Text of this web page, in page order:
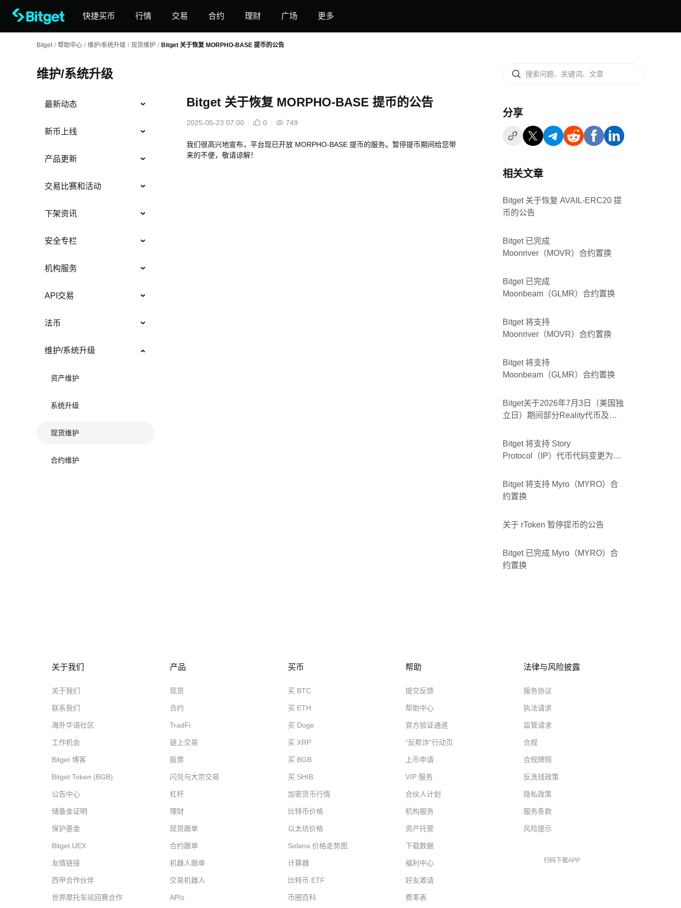
快捷买币 行情 交易 合约 理财 广场 更多
Bitget / 帮助中心 / 维护/系统升级 / 现货维护 / Bitget 关于恢复 MORPHO-BASE 提币的公告
维护/系统升级
最新动态
新币上线
产品更新
交易比赛和活动
下架资讯
安全专栏
机构服务
API交易
法币
维护/系统升级
资产维护
系统升级
现货维护
合约维护
Bitget 关于恢复 MORPHO-BASE 提币的公告
2025-05-23 07:00 0 749
我们很高兴地宣布，平台现已开放 MORPHO-BASE 提币的服务。暂停提币期间给您带
来的不便，敬请谅解！
分享
相关文章
Bitget 关于恢复 AVAIL-ERC20 提
币的公告
Bitget 已完成
Moonriver（MOVR）合约置换
Bitget 已完成
Moonbeam（GLMR）合约置换
Bitget 将支持
Moonriver（MOVR）合约置换
Bitget 将支持
Moonbeam（GLMR）合约置换
Bitget关于2026年7月3日（美国独
立日）期间部分Reality代币及
Bitget 将支持 Story
Protocol（IP）代币代码变更为
Bitget 将支持 Myro（MYRO）合
约置换
关于 rToken 暂停提币的公告
Bitget 已完成 Myro（MYRO）合
约置换
关于我们
关于我们
联系我们
海外华语社区
工作机会
Bitget 博客
Bitget Token (BGB)
公告中心
储备金证明
保护基金
Bitget UEX
友情链接
西甲合作伙伴
世界摩托车巡回赛合作
产品
现货
合约
TradFi
链上交易
股票
闪兑与大宗交易
杠杆
理财
现货跟单
合约跟单
机器人跟单
交易机器人
APIs
买币
买 BTC
买 ETH
买 Doge
买 XRP
买 BGB
买 SHIB
加密货币行情
比特币价格
以太坊价格
Solana 价格走势图
计算器
比特币 ETF
币圈百科
帮助
提交反馈
帮助中心
官方验证通道
“反欺诈”行动页
上币申请
VIP 服务
合伙人计划
机构服务
资产托管
下载数据
福利中心
好友邀请
费率表
法律与风险披露
服务协议
执法请求
监管请求
合规
合规牌照
反洗钱政策
隐私政策
服务条款
风险提示
扫码下载APP